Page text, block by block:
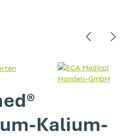
von 0 von 5 Sternen
Kalium-